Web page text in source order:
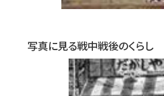
写真に見る戦中戦後のくらし